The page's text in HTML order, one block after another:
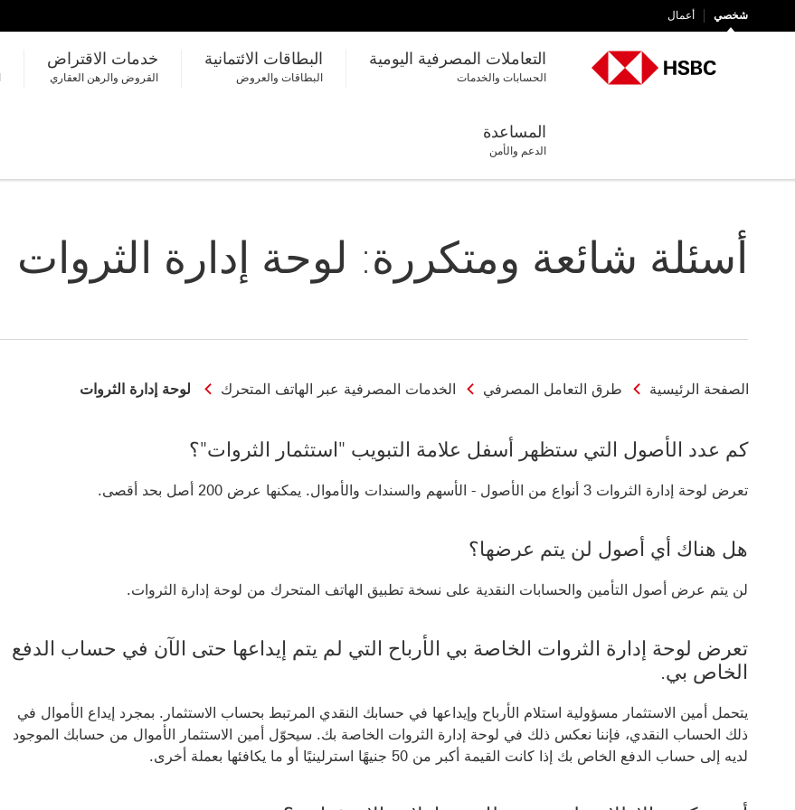
شخصي أعمال
التعاملات المصرفية اليومية
الحسابات والخدمات
البطاقات الائتمانية
البطاقات والعروض
خدمات الاقتراض
القروض والرهن العقاري
المساعدة
الدعم والأمن
أسئلة شائعة ومتكررة: لوحة إدارة الثروات
الصفحة الرئيسية طرق التعامل المصرفي الخدمات المصرفية عبر الهاتف المتحرك لوحة إدارة الثروات
كم عدد الأصول التي ستظهر أسفل علامة التبويب "استثمار الثروات"؟
تعرض لوحة إدارة الثروات 3 أنواع من الأصول - الأسهم والسندات والأموال. يمكنها عرض 200 أصل بحد أقصى.
هل هناك أي أصول لن يتم عرضها؟
لن يتم عرض أصول التأمين والحسابات النقدية على نسخة تطبيق الهاتف المتحرك من لوحة إدارة الثروات.
تعرض لوحة إدارة الثروات الخاصة بي الأرباح التي لم يتم إيداعها حتى الآن في حساب الدفع
الخاص بي.
يتحمل أمين الاستثمار مسؤولية استلام الأرباح وإيداعها في حسابك النقدي المرتبط بحساب الاستثمار. بمجرد إيداع الأموال في
ذلك الحساب النقدي، فإننا نعكس ذلك في لوحة إدارة الثروات الخاصة بك. سيحوّل أمين الاستثمار الأموال من حسابك الموجود
لديه إلى حساب الدفع الخاص بك إذا كانت القيمة أكبر من 50 جنيهًا استرلينيًا أو ما يكافئها بعملة أخرى.